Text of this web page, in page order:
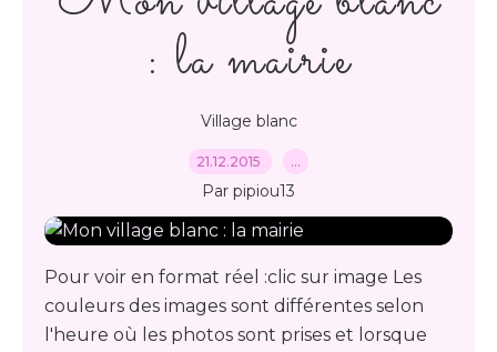
: la mairie
Village blanc
21.12.2015 …
Par pipiou13
Pour voir en format réel :clic sur image Les
couleurs des images sont différentes selon
l'heure où les photos sont prises et lorsque